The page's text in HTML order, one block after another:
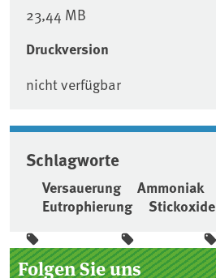
23,44 MB
Druckversion
nicht verfügbar
Schlagworte
Versauerung Ammoniak
Eutrophierung
Stickoxide
Seitenleiste
Folgen Sie uns